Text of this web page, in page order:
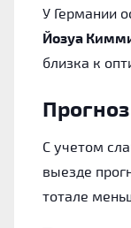
У Германии
Йозуа
близка к
Прогноз
С учетом
выезде
тотале